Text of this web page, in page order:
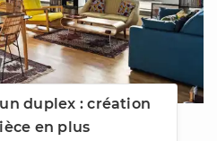
duplex : création
en plus